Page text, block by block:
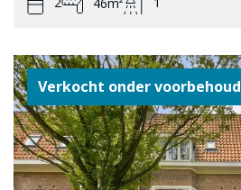
46m²
Verkocht onder voorbehoud